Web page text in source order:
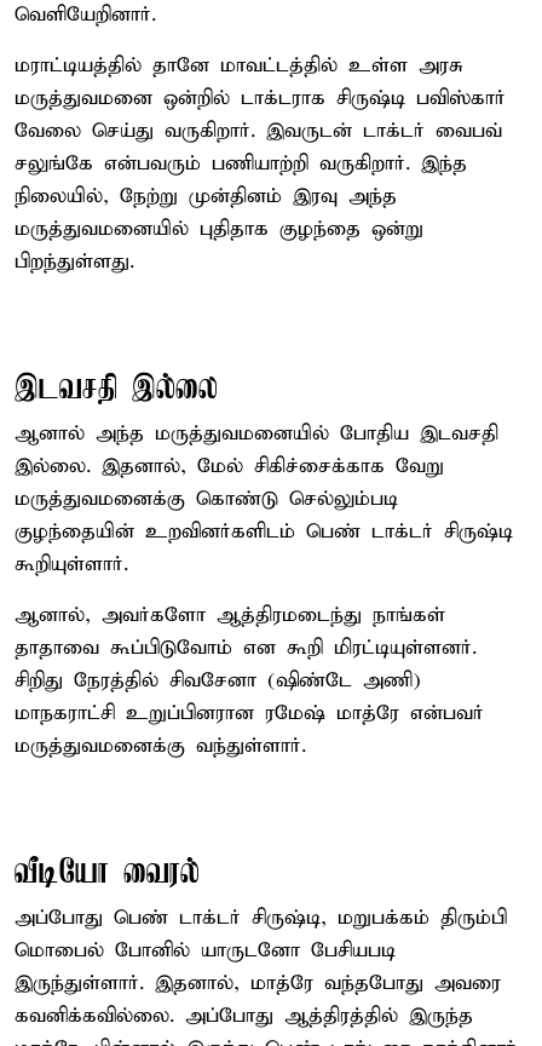
வெளியேறினார்.
மராட்டியத்தில் தானே மாவட்டத்தில் உள்ள அரசு
மருத்துவமனை ஒன்றில் டாக்டராக சிருஷ்டி பவிஸ்கார்
வேலை செய்து வருகிறார். இவருடன் டாக்டர் வைபவ்
சலுங்கே என்பவரும் பணியாற்றி வருகிறார். இந்த
நிலையில், நேற்று முன்தினம் இரவு அந்த
மருத்துவமனையில் புதிதாக குழந்தை ஒன்று
பிறந்துள்ளது.
இடவசதி இல்லை
ஆனால் அந்த மருத்துவமனையில் போதிய இடவசதி
இல்லை. இதனால், மேல் சிகிச்சைக்காக வேறு
மருத்துவமனைக்கு கொண்டு செல்லும்படி
குழந்தையின் உறவினர்களிடம் பெண் டாக்டர் சிருஷ்டி
கூறியுள்ளார்.
ஆனால், அவர்களோ ஆத்திரமடைந்து நாங்கள்
தாதாவை கூப்பிடுவோம் என கூறி மிரட்டியுள்ளனர்.
சிறிது நேரத்தில் சிவசேனா (ஷிண்டே அணி)
மாநகராட்சி உறுப்பினரான ரமேஷ் மாத்ரே என்பவர்
மருத்துவமனைக்கு வந்துள்ளார்.
வீடியோ வைரல்
அப்போது பெண் டாக்டர் சிருஷ்டி, மறுபக்கம் திரும்பி
மொபைல் போனில் யாருடனோ பேசியபடி
இருந்துள்ளார். இதனால், மாத்ரே வந்தபோது அவரை
கவனிக்கவில்லை. அப்போது ஆத்திரத்தில் இருந்த